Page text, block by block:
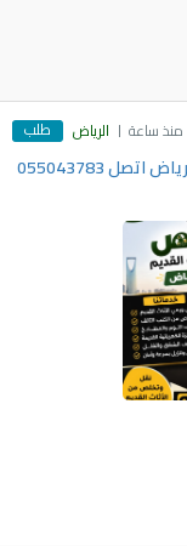
منذ ساعة الرياض طلب
دينا تخلص من الاثاث القديم والتالف بالرياض اتصل 055043783